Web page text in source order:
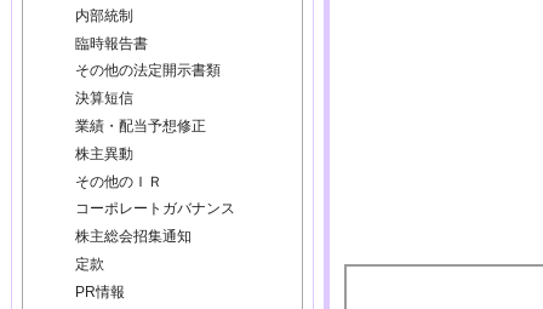
内部統制
臨時報告書
その他の法定開示書類
決算短信
業績・配当予想修正
株主異動
その他のＩＲ
コーポレートガバナンス
株主総会招集通知
定款
PR情報